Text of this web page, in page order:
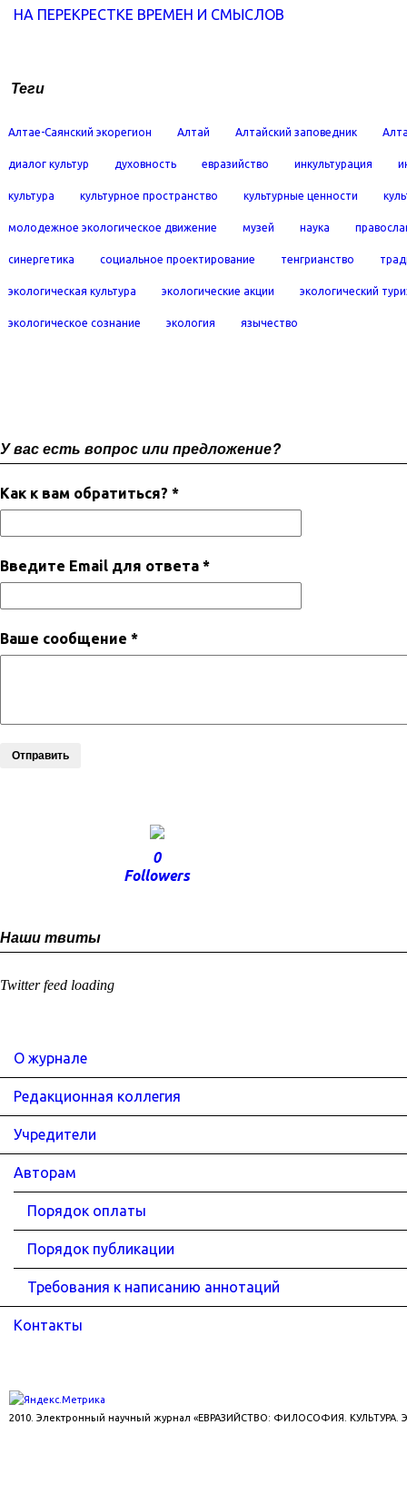
НА ПЕРЕКРЕСТКЕ ВРЕМЕН И СМЫСЛОВ
Теги
Алтае-Саянский экорегион Алтай Алтайский заповедник
диалог культур духовность евразийство инкультурация
культура культурное пространство культурные ценности
молодежное экологическое движение музей наука
синергетика социальное проектирование тенгрианство
экологическая культура экологические акции экологический
экологическое сознание экология язычество
У вас есть вопрос или предложение?
Как к вам обратиться? *
Введите Email для ответа *
Ваше сообщение *
Отправить
0
Followers
Наши твиты
Twitter feed loading
О журнале
Редакционная коллегия
Учредители
Авторам
Порядок оплаты
Порядок публикации
Требования к написанию аннотаций
Контакты
2010. Электронный научный журнал «ЕВРАЗИЙСТВО: ФИЛОСОФИЯ. КУЛЬТУРА.